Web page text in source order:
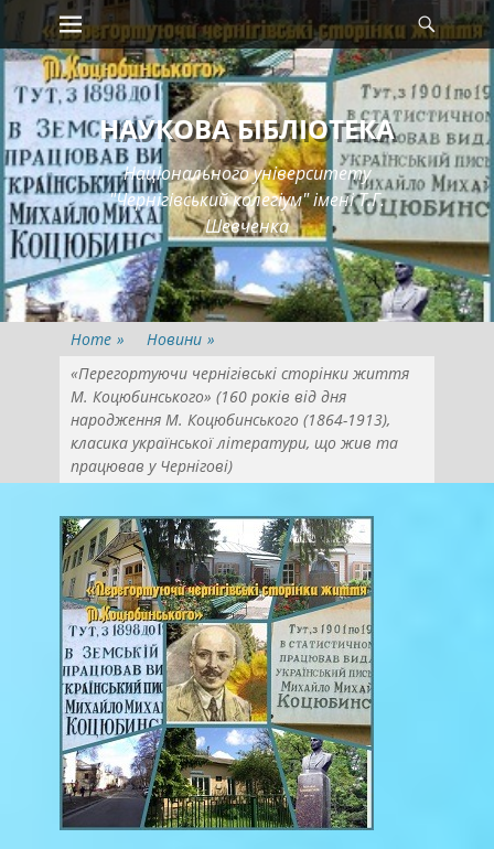
Skip
to
content
Primary Menu
НАУКОВА БІБЛІОТЕКА
Національного університету
"Чернігівський колегіум" імені Т.Г.
Шевченка
Home » Новини »
«Перегортуючи чернігівські сторінки життя
М. Коцюбинського» (160 років від дня
народження М. Коцюбинського (1864-1913),
класика української літератури, що жив та
працював у Чернігові)